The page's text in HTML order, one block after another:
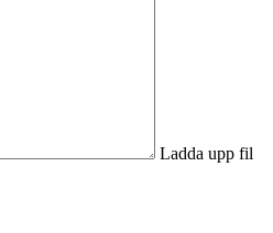
Ladda upp fil